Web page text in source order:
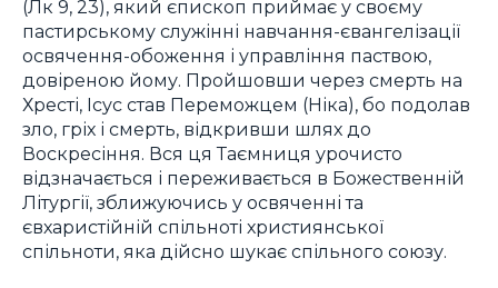
(Лк 9, 23), який єпископ приймає у своєму
пастирському служінні навчання-євангелізації
освячення-обоження і управління паствою,
довіреною йому. Пройшовши через смерть на
Хресті, Ісус став Переможцем (Ніка), бо подолав
зло, гріх і смерть, відкривши шлях до
Воскресіння. Вся ця Таємниця урочисто
відзначається і переживається в Божественній
Літургії, зближуючись у освяченні та
євхаристійній спільноті християнської
спільноти, яка дійсно шукає спільного союзу.